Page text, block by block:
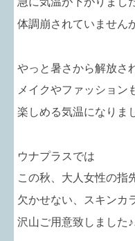
体調崩されていません
やっと暑さから解放さ
メイクやファッション
楽しめる気温になりま
ウナプラスでは
この秋、大人女性の指
欠かせない、スキンカ
沢山ご用意致しました